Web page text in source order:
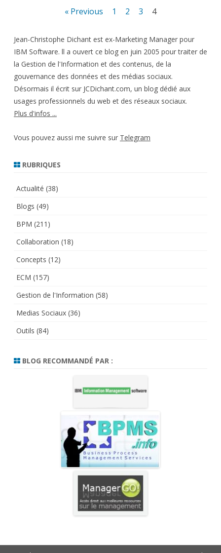
publications
« Previous 1 2 3 4
Jean-Christophe Dichant est ex-Marketing Manager pour
IBM Software. ll a ouvert ce blog en juin 2005 pour traiter de
la Gestion de l'Information et des contenus, de la
gouvernance des données et des médias sociaux.
Désormais il écrit sur JCDichant.com, un blog dédié aux
usages professionnels du web et des réseaux sociaux.
Plus d'infos ...
Vous pouvez aussi me suivre sur Telegram
RUBRIQUES
Actualité (38)
Blogs (49)
BPM (211)
Collaboration (18)
Concepts (12)
ECM (157)
Gestion de l'Information (58)
Medias Sociaux (36)
Outils (84)
BLOG RECOMMANDÉ PAR :